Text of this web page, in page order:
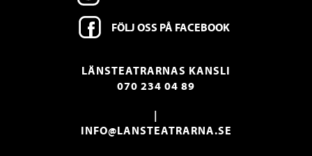
FÖLJ OSS PÅ FACEBOOK
LÄNSTEATRARNAS KANSLI
070 234 04 89
|
INFO@LANSTEATRARNA.SE